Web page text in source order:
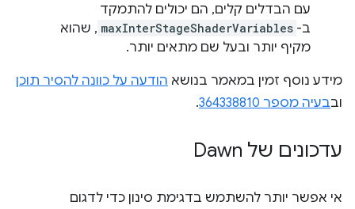
עם הבדלים קלים, הם יכולים להתמקד
ב- maxInterStageShaderVariables , שהוא
מקיף יותר ובעל שם מתאים יותר.
מידע נוסף זמין במאמר בנושא הודעה על כוונה להסיר תוכן
ובבעיה מספר 364338810 .
עדכונים של Dawn
אי אפשר יותר להשתמש בדגימת סינון כדי לדגום